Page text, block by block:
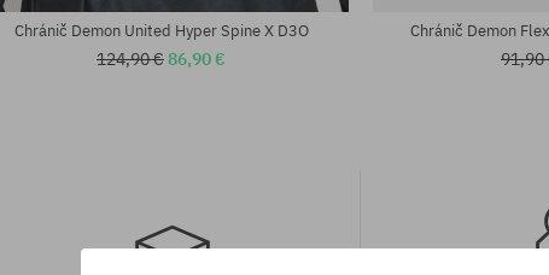
Chránič Demon United Hyper Spine X D3O
124,90 €86,90 €
Chránič Demon
91,90